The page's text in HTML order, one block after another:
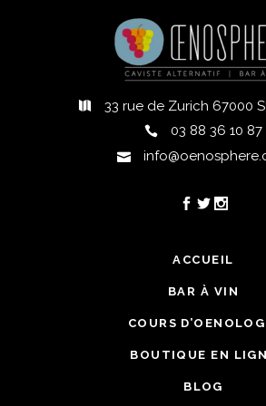
33 rue de Zurich 67000
03 88 36 10 87
ACCUEIL
BAR À VIN
COURS
BOUTIQUE EN
BLOG